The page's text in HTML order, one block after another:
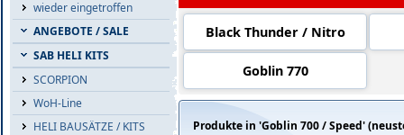
wieder eingetroffen
ANGEBOTE / SALE
SAB HELI KITS
SCORPION
WoH-Line
HELI BAUSÄTZE / KITS
Black Thunder / Nitro
Goblin 770
Produkte in 'Goblin 700 / Speed'